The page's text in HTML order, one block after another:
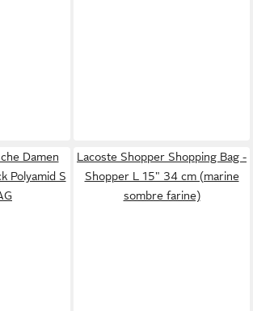
Damen
Polyamid S
Lacoste Shopper Shopping Bag -
Shopper L 15" 34 cm (marine
sombre farine)